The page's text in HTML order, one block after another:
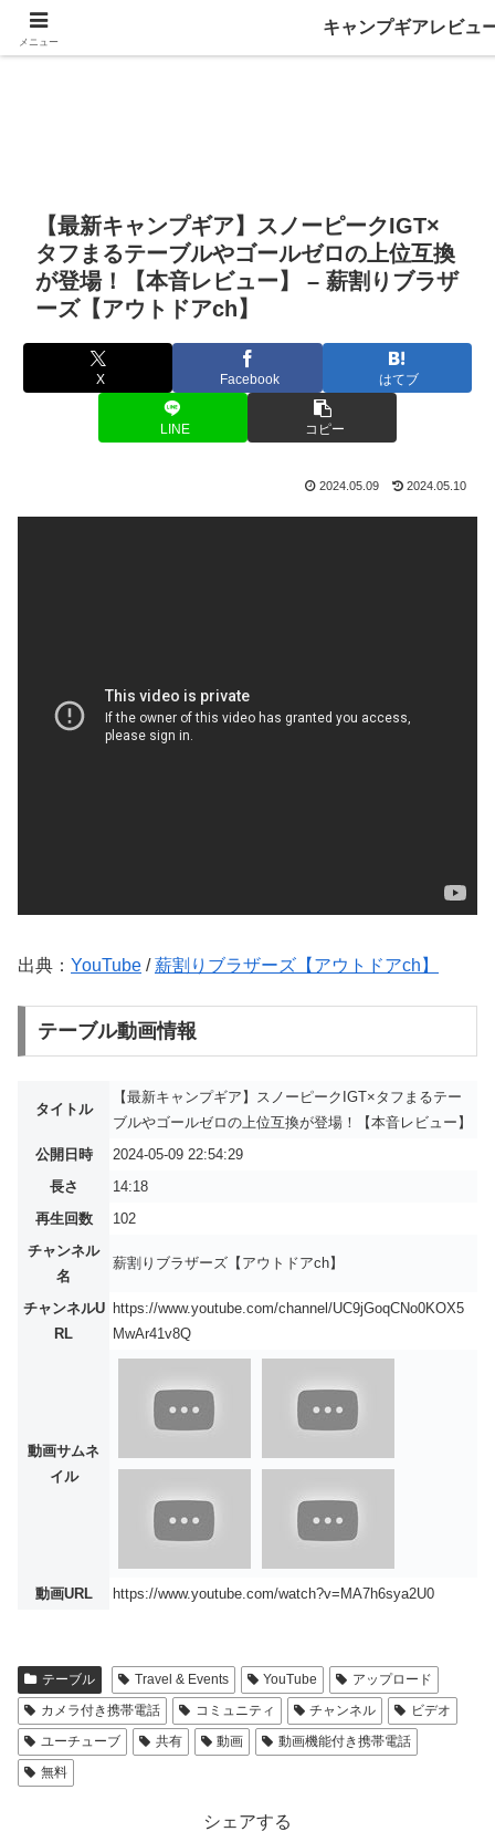
【最新キャンプギア】スノーピークIGT×
タフまるテーブルやゴールゼロの上位互換
が登場！【本音レビュー】 – 薪割りブラザ
ーズ【アウトドアch】
X Facebook はてブ
LINE コピー
2024.05.09 2024.05.10
出典： YouTube /薪割りブラザーズ【アウトドアch】
テーブル動画情報
タイトル
【最新キャンプギア】スノーピークIGT×タフまるテー
ブルやゴールゼロの上位互換が登場！【本音レビュー】
公開日時
2024-05-09 22:54:29
長さ
14:18
再生回数
102
チャンネル
名
薪割りブラザーズ【アウトドアch】
チャンネルU
RL
https://www.youtube.com/channel/UC9jGoqCNo0KOX5
MwAr41v8Q
動画サムネ
イル
動画URL https://www.youtube.com/watch?v=MA7h6sya2U0
テーブル Travel & Events YouTube
アップロード
カメラ付き携帯電話
コミュニティ チャンネル
ビデオ
ユーチューブ
共有 動画
動画機能付き携帯電話
無料
シェアする
メニュー
キャンプギアレビュ